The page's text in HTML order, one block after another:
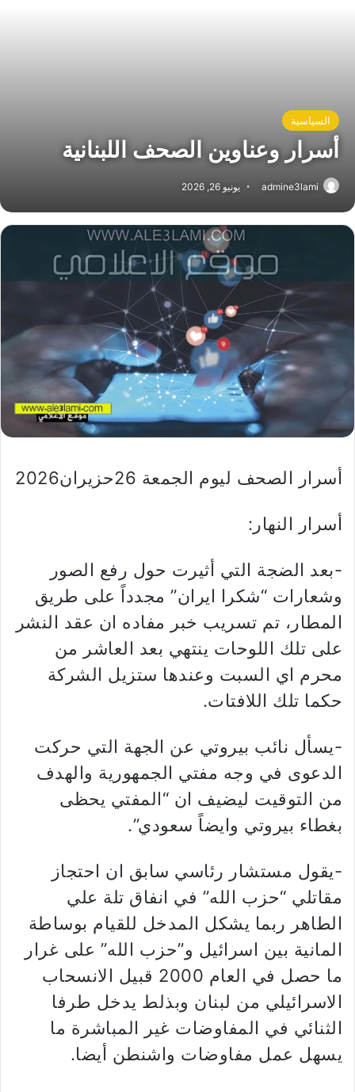
السياسية
أسرار وعناوين الصحف اللبنانية
admine3lami يونيو 26, 2026
أسرار الصحف ليوم الجمعة 26حزيران2026
أسرار النهار:
-بعد الضجة التي أثيرت حول رفع الصور
وشعارات “شكرا ايران” مجدداً على طريق
المطار، تم تسريب خبر مفاده ان عقد النشر
على تلك اللوحات ينتهي بعد العاشر من
محرم اي السبت وعندها ستزيل الشركة
حكما تلك اللافتات.
-يسأل نائب بيروتي عن الجهة التي حركت
الدعوى في وجه مفتي الجمهورية والهدف
من التوقيت ليضيف ان “المفتي يحظى
بغطاء بيروتي وايضاً سعودي”.
-يقول مستشار رئاسي سابق ان احتجاز
مقاتلي “حزب الله” في انفاق تلة علي
الطاهر ربما يشكل المدخل للقيام بوساطة
المانية بين اسرائيل و”حزب الله” على غرار
ما حصل في العام 2000 قبيل الانسحاب
الاسرائيلي من لبنان وبذلط يدخل طرفا
الثنائي في المفاوضات غير المباشرة ما
يسهل عمل مفاوضات واشنطن أيضا.